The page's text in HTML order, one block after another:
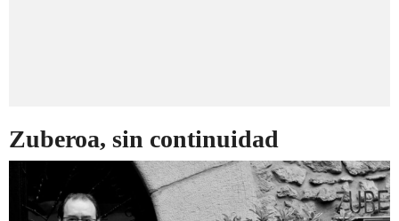
Zuberoa, sin continuidad